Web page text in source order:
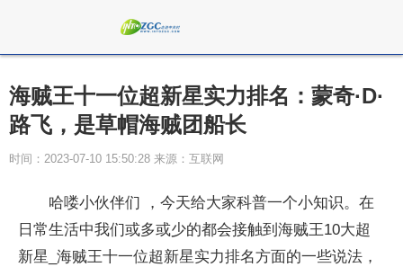
海贼王十一位超新星实力排名：蒙奇·D·
路飞，是草帽海贼团船长
时间：2023-07-10 15:50:28 来源：互联网
哈喽小伙伴们 ，今天给大家科普一个小知识。在
日常生活中我们或多或少的都会接触到海贼王10大超
新星_海贼王十一位超新星实力排名方面的一些说法，